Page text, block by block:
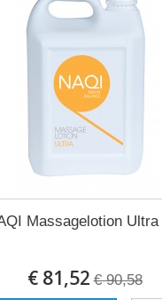
Massagelotion
€ 81,52 € 90,58